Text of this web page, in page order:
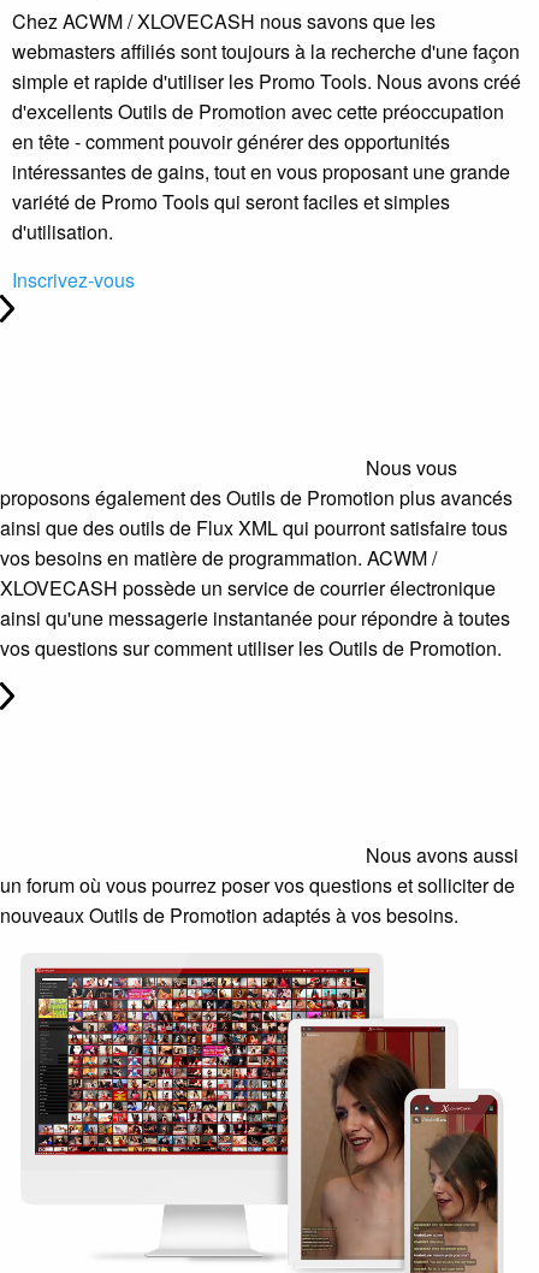
Chez ACWM / XLOVECASH nous savons que les
webmasters affiliés sont toujours à la recherche d'une façon
simple et rapide d'utiliser les Promo Tools. Nous avons créé
d'excellents Outils de Promotion avec cette préoccupation
en tête - comment pouvoir générer des opportunités
intéressantes de gains, tout en vous proposant une grande
variété de Promo Tools qui seront faciles et simples
d'utilisation.
Inscrivez-vous
Nous vous
proposons également des Outils de Promotion plus avancés
ainsi que des outils de Flux XML qui pourront satisfaire tous
vos besoins en matière de programmation. ACWM /
XLOVECASH possède un service de courrier électronique
ainsi qu'une messagerie instantanée pour répondre à toutes
vos questions sur comment utiliser les Outils de Promotion.
Nous avons aussi
un forum où vous pourrez poser vos questions et solliciter de
nouveaux Outils de Promotion adaptés à vos besoins.